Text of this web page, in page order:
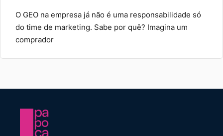
O GEO na empresa já não é uma responsabilidade só
do time de marketing. Sabe por quê? Imagina um
comprador